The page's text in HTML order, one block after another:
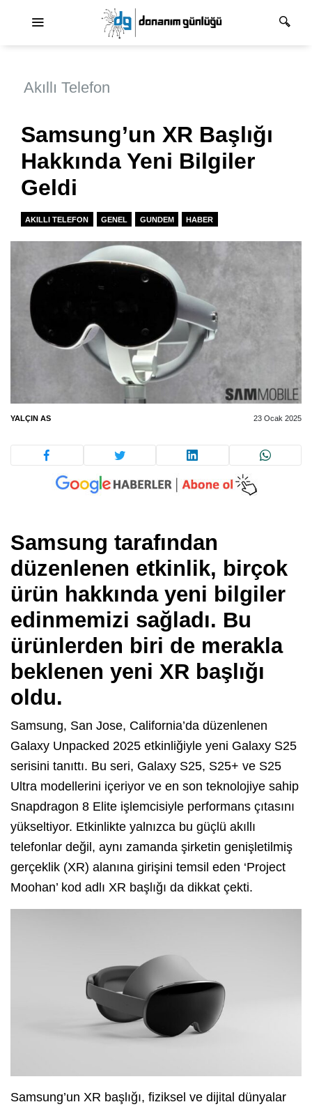
Akıllı Telefon
Samsung’un XR Başlığı
Hakkında Yeni Bilgiler
Geldi
AKILLI TELEFON GENEL GUNDEM HABER
YALÇIN AS 23 Ocak 2025
Samsung tarafından
düzenlenen etkinlik, birçok
ürün hakkında yeni bilgiler
edinmemizi sağladı. Bu
ürünlerden biri de merakla
beklenen yeni XR başlığı
oldu.
Samsung, San Jose, California’da düzenlenen
Galaxy Unpacked 2025 etkinliğiyle yeni Galaxy S25
serisini tanıttı. Bu seri, Galaxy S25, S25+ ve S25
Ultra modellerini içeriyor ve en son teknolojiye sahip
Snapdragon 8 Elite işlemcisiyle performans çıtasını
yükseltiyor. Etkinlikte yalnızca bu güçlü akıllı
telefonlar değil, aynı zamanda şirketin genişletilmiş
gerçeklik (XR) alanına girişini temsil eden ‘Project
Moohan’ kod adlı XR başlığı da dikkat çekti.
Samsung’un XR başlığı, fiziksel ve dijital dünyalar